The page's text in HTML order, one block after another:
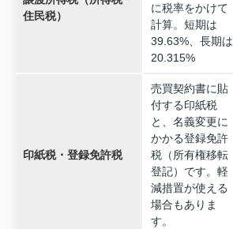
住民税）
に税率をかけて
計算。短期は
39.63%、長期は
20.315%
印紙税・登録免許税
売買契約書に貼
付する印紙税
と、名義変更に
かかる登録免許
税（所有権移転
登記）です。軽
減措置が使える
場合もありま
す。